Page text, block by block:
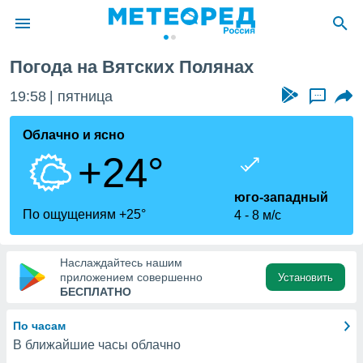
о
Вы можете
к этому
доступ
Погода на Вятских Полянах
19:58 пятница ...
Облачно и ясно
+24°
По ощущениям +25°
юго-западный
4
8 м/с
Наслаждайтесь нашим
приложением совершенно
БЕСПЛАТНО
Установить
По часам
В ближайшие часы облачно